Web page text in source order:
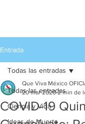
Entrada
Todas las entradas
Ciencia y Vida
Ideas de Muerte
Todas las entradas
COVID-19
Que Viva México
20 mar 2020 2 min de